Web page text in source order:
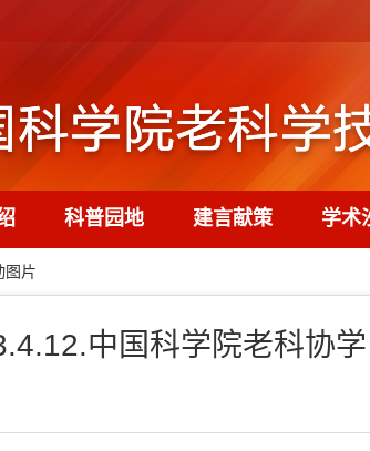
科普园地 建言献策 学术
图片
中国科学院老科协